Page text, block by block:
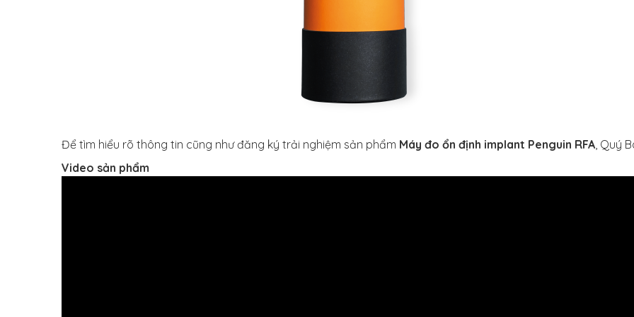
Để tìm hiểu rõ thông tin cũng như đăng ký trải nghiệm sản phẩm Máy đo ổn định implant Penguin RFA , Quý
Video sản phẩm